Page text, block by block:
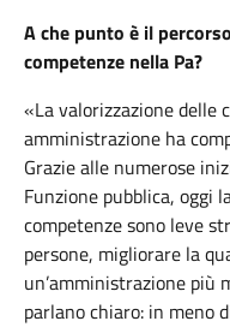
A che punto è il
competenze nella Pa?
«La valorizzazione delle
amministrazione ha
Grazie alle numerose
Funzione pubblica, oggi
competenze sono leve
persone, migliorare la
un’amministrazione più
parlano chiaro: in meno